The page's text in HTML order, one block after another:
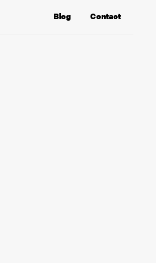
Contact
Blog